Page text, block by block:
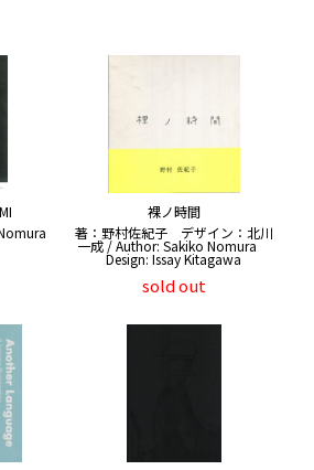
裸ノ時間
著：野村佐紀子 デザイン：北川
一成 / Author: Sakiko Nomura
Design: Issay Kitagawa
sold out